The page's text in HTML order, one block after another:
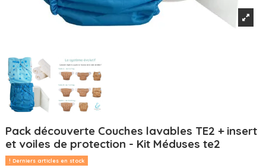
Pack découverte Couches lavables TE2 + insert
et voiles de protection - Kit Méduses te2
Derniers articles en stock